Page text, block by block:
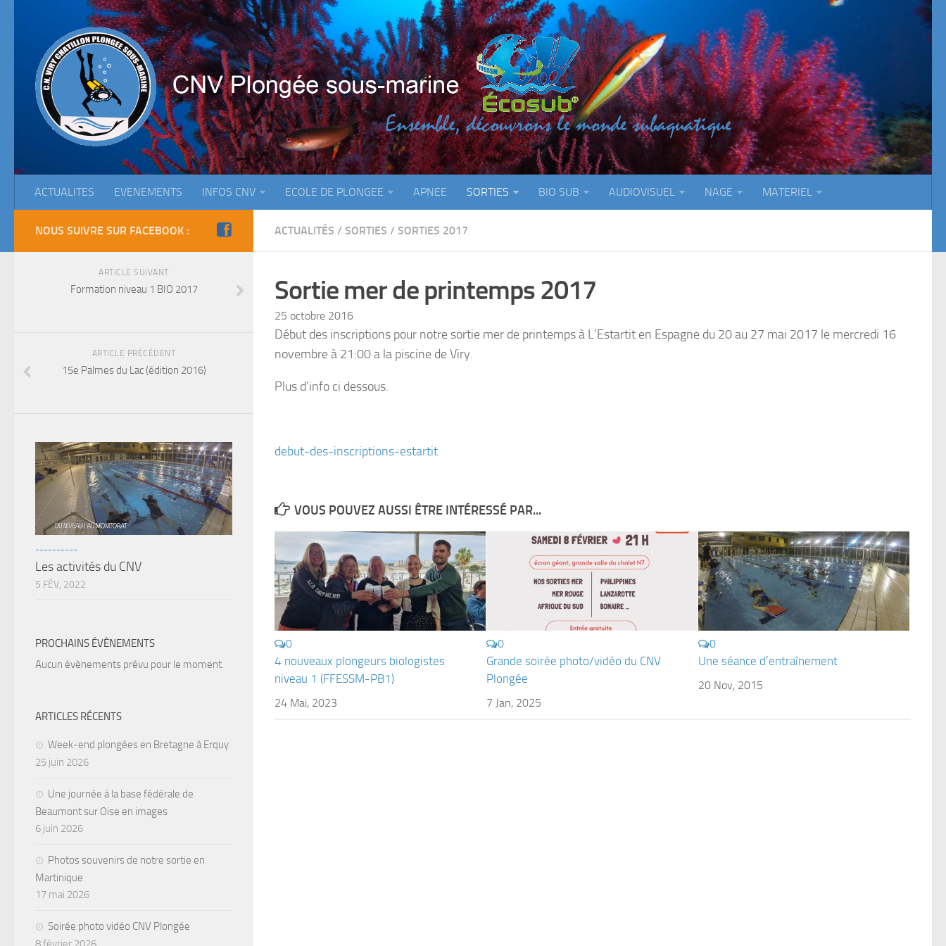
ACTUALITES EVENEMENTS INFOS CNV ECOLE DE PLONGEE APNEE SORTIES BIO SUB AUDIOVISUEL NAGE MATERIEL
ACTUALITÉS / SORTIES / SORTIES 2017
Sortie mer de printemps 2017
25 octobre 2016
Début des inscriptions pour notre sortie mer de printemps à L’Estartit en Espagne du 20 au 27 mai 2017 le mercredi 16
novembre à 21:00 a la piscine de Viry.
Plus d’info ci dessous.
debut-des-inscriptions-estartit
VOUS POUVEZ AUSSI ÊTRE INTÉRESSÉ PAR...
0
4 nouveaux plongeurs biologistes
niveau 1 (FFESSM-PB1)
24 Mai, 2023
0
Grande soirée photo/vidéo du CNV
Plongée
7 Jan, 2025
0
Une séance d’entraînement
20 Nov, 2015
NOUS SUIVRE SUR FACEBOOK :
ARTICLE SUIVANT
Formation niveau 1 BIO 2017
ARTICLE PRÉCÉDENT
15e Palmes du Lac (édition 2016)
----------
Les activités du CNV
5 FÉV, 2022
PROCHAINS ÉVÈNEMENTS
Aucun évènements prévu pour le moment.
ARTICLES RÉCENTS
Week-end plongées en Bretagne à Erquy
25 juin 2026
Une journée à la base fédérale de
Beaumont sur Oise en images
6 juin 2026
Photos souvenirs de notre sortie en
Martinique
17 mai 2026
Soirée photo vidéo CNV Plongée